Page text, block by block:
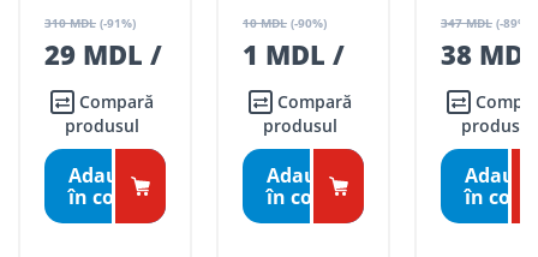
310 MDL (-91%)
29 MDL /
produsul
Adaugă
în coş
10 MDL (-90%)
1 MDL /
produsul
Adaugă
în coş
347 MDL (-89%)
38
produsul
Adaugă
în coş